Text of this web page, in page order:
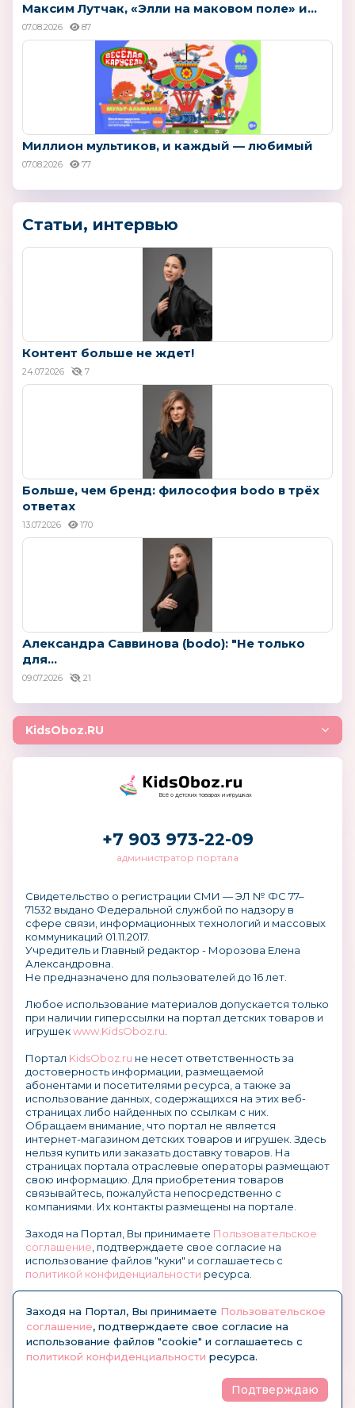
Максим Лутчак, «Элли на маковом поле» и...
07.08.2026 87
Миллион мультиков, и каждый — любимый
07.08.2026 77
Статьи, интервью
Контент больше не ждет!
24.07.2026 7
Больше, чем бренд: философия bodo в трёх
ответах
13.07.2026 170
Александра Саввинова (bodo): "Не только
для...
09.07.2026 21
KidsOboz.RU
Всё о детских товарах и игрушках
+7 903 973-22-09
администратор портала
Свидетельство о регистрации СМИ — ЭЛ № ФС 77–
71532 выдано Федеральной службой по надзору в
сфере связи, информационных технологий и массовых
коммуникаций 01.11.2017.
Учредитель и Главный редактор - Морозова Елена
Александровна.
Не предназначено для пользователей до 16 лет.
Любое использование материалов допускается только
при наличии гиперссылки на портал детских товаров и
игрушекwww.KidsOboz.ru
Портал KidsOboz.ru не несет ответственность за
достоверность информации, размещаемой
абонентами и посетителями ресурса, а также за
использование данных, содержащихся на этих веб-
страницах либо найденных по ссылкам с них.
Обращаем внимание, что портал не является
интернет-магазином детских товаров и игрушек. Здесь
нельзя купить или заказать доставку товаров. На
страницах портала отраслевые операторы размещают
свою информацию. Для приобретения товаров
связывайтесь, пожалуйста непосредственно с
компаниями. Их контакты размещены на портале.
Заходя на Портал, Вы принимаете Пользовательское
соглашение , подтверждаете свое согласие на
использование файлов "куки" и соглашаетесь с
политикой конфиденциальности ресурса.
© KidsOboz.RU 2004-2026
Заходя на Портал, Вы принимаете Пользовательское
соглашение, подтверждаете свое согласие на
использование файлов "cookie" и соглашаетесь с
политикой конфиденциальности ресурса.
Подтверждаю